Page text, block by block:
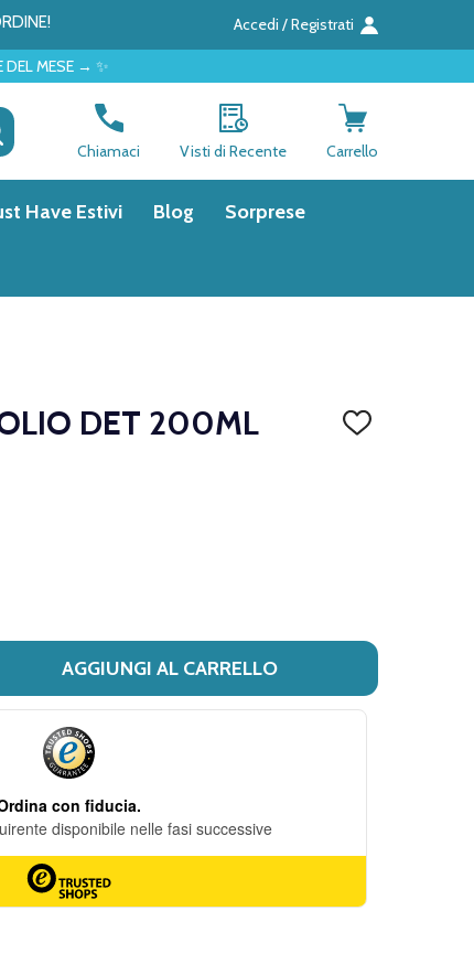
Accedi / Registrati
CERCA
Chiamaci Visti di Recente Carrello
Have Estivi Blog Sorprese
DET 200ML
AGGIUNGI
OLIO DET 200ML
DI HUMUSVITALIS OLIO DET 200ML
AGGIUNGI AL CARRELLO